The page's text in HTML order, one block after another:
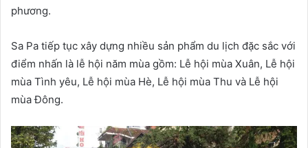
phương.
Sa Pa tiếp tục xây dựng nhiều sản phẩm du lịch đặc sắc với
điểm nhấn là lễ hội năm mùa gồm: Lễ hội mùa Xuân, Lễ hội
mùa Tình yêu, Lễ hội mùa Hè, Lễ hội mùa Thu và Lễ hội
mùa Đông.